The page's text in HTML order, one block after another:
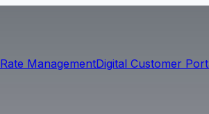
Rate ManagementDigital Customer